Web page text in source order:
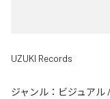
UZUKI Records
ジャンル： ビジュアル /